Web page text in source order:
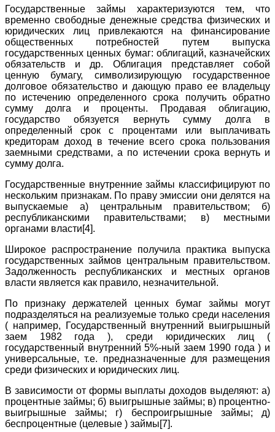
Государственные займы характеризуются тем, что
временно свободные денежные средства физических и
юридических лиц привлекаются на финансирование
общественных потребностей путем выпуска
государственных ценных бумаг: облигаций, казначейских
обязательств и др. Облигация представляет собой
ценную бумагу, символизирующую государственное
долговое обязательство и дающую право ее владельцу
по истечению определенного срока получить обратно
сумму долга и проценты. Продавая облигацию,
государство обязуется вернуть сумму долга в
определенный срок с процентами или выплачивать
кредиторам доход в течение всего срока пользования
заемными средствами, а по истечении срока вернуть и
сумму долга.
Государственные внутренние займы классифицируют по
нескольким признакам. По праву эмиссии они делятся на
выпускаемые а) центральным правительством; б)
республиканскими правительствами; в) местными
органами власти[4].
Широкое распространение получила практика выпуска
государственных займов центральным правительством.
Задолженность республиканских и местных органов
власти является как правило, незначительной.
По признаку держателей ценных бумаг займы могут
подразделяться на реализуемые только среди населения
( например, Государственный внутренний выигрышный
заем 1982 года ), среди юридических лиц (
государственный внутренний 5%-ный заем 1990 года ) и
универсальные, т.е. предназначенные для размещения
среди физических и юридических лиц.
В зависимости от формы выплаты доходов выделяют: а)
процентные займы; б) выигрышные займы; в) процентно-
выигрышные займы; г) беспроигрышные займы; д)
беспроцентные (целевые ) займы[7].